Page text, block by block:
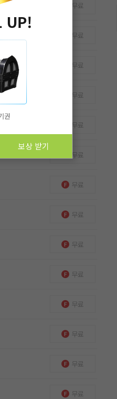
무료
무료
무료
무료
무료
무료
무료
무료
무료
무료
무료
무료
무료
무료
UP!
권
보상 받기